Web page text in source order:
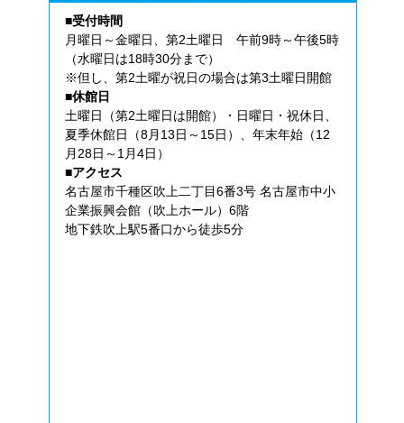
■受付時間
月曜日～金曜日、第2土曜日 午前9時～午後5時
（水曜日は18時30分まで）
※但し、第2土曜が祝日の場合は第3土曜日開館
■休館日
土曜日（第2土曜日は開館）・日曜日・祝休日、
夏季休館日（8月13日～15日）、年末年始（12
月28日～1月4日）
■アクセス
名古屋市千種区吹上二丁目6番3号 名古屋市中小
企業振興会館（吹上ホール）6階
地下鉄吹上駅5番口から徒歩5分